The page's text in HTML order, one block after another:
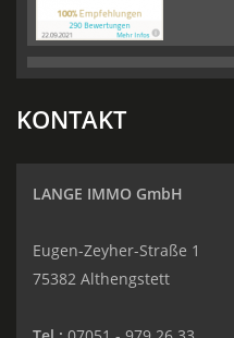
KONTAKT
LANGE IMMO GmbH
Eugen-Zeyher-Straße 1
75382 Althengstett